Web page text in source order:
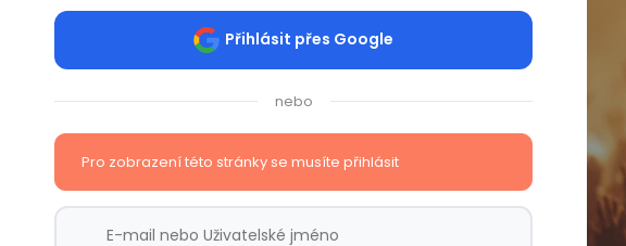
Přihlásit přes Google
nebo
Pro zobrazení této stránky se musíte přihlásit